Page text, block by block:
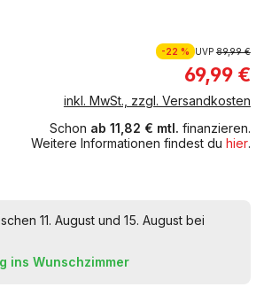
-22 % UVP89,99 €
69,99 €
inkl. MwSt., zzgl. Versandkosten
Schon ab 11,82 € mtl. finanzieren.
Weitere Informationen findest du hier.
11. August und 15. August bei
ins Wunschzimmer